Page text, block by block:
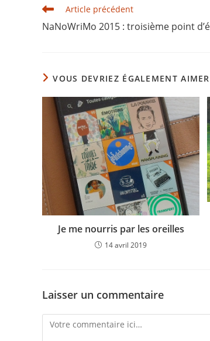
Read
articles
Article précédent
NaNoWriMo 2015 : troisième point
VOUS DEVRIEZ ÉGALEMENT AIMER
Je me nourris par les oreilles
14 avril 2019
Laisser un commentaire
Comment